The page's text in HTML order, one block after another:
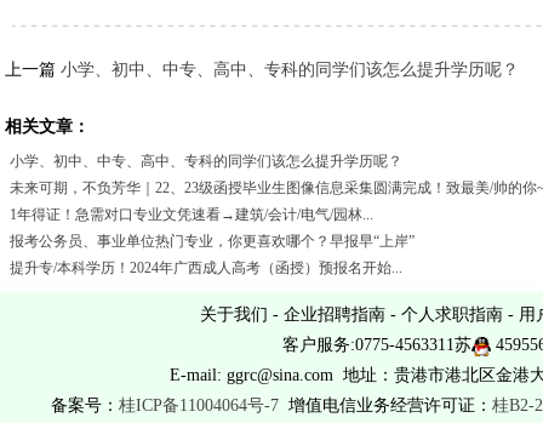
上一篇 小学、初中、中专、高中、专科的同学们该怎么提升学历呢？
相关文章：
小学、初中、中专、高中、专科的同学们该怎么提升学历呢？
未来可期，不负芳华｜22、23级函授毕业生图像信息采集圆满完成！致最美/帅的你
1年得证！急需对口专业文凭速看→建筑/会计/电气/园林...
报考公务员、事业单位热门专业，你更喜欢哪个？早报早“上岸”
提升专/本科学历！2024年广西成人高考（函授）预报名开始...
关于我们 - 企业招聘指南 - 个人求职指南 - 用
客户服务:0775-4563311苏
E-mail: ggrc@sina.com 地址：贵港市港北区金港
备案号： 桂ICP备11004064号-7增值电信业务经营许可证： 桂B2-